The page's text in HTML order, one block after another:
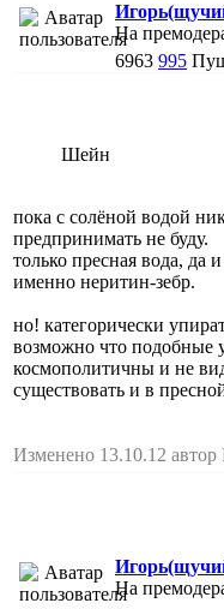
На
6963 995
Шейн
пока с солёной водой
предпринимать не буду.
только пресная вода, да
именно неритин-зебр.
но! категорически
возможно что подобные
космополитичны и не
существовать и в
Изменено 13.10.12
На